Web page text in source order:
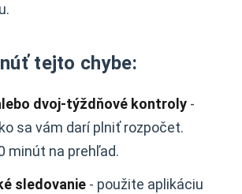
tejto chybe:
dvoj-týždňové kontroly -
sa vám darí plniť rozpočet.
minút na prehľad.
sledovanie - použite aplikáciu